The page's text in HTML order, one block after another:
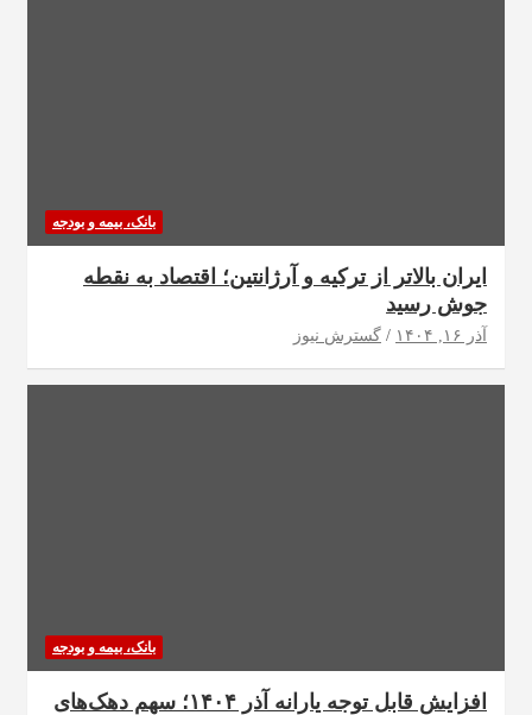
بانک، بیمه و بودجه
ایران بالاتر از ترکیه و آرژانتین؛ اقتصاد به نقطه
جوش رسید
آذر ۱۶, ۱۴۰۴ گسترش نیوز
بانک، بیمه و بودجه
افزایش قابل توجه یارانه آذر ۱۴۰۴؛ سهم دهک‌های